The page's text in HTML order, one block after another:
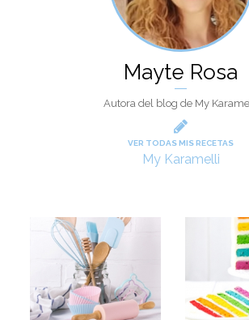
Mayte Rosa
Autora del blog de My
VER TODAS MIS RECETAS
My Karamelli